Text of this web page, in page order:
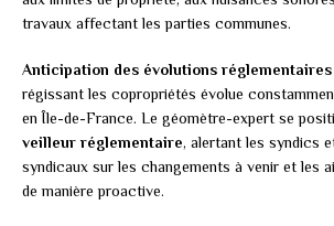
travaux affectant les parties communes.
Anticipation des évolutions réglementaires
régissant les copropriétés évolue
en Île-de-France. Le géomètre-expert se
veilleur réglementaire, alertant les syndics
syndicaux sur les changements à venir et les
de manière proactive.